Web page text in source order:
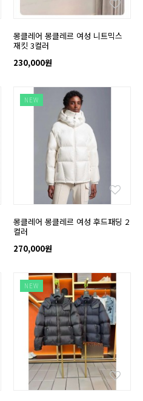
몽클레어 몽클레르 여성 니트믹스
재킷 3컬러
230,000원
NEW
몽클레어 몽클레르 여성 후드패딩 2
컬러
270,000원
NEW